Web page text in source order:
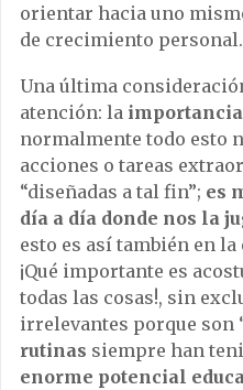
orientar hacia uno
de crecimiento personal.
Una última
atención: la
normalmente todo esto
acciones o tareas
“diseñadas a tal fin”; es
día a día donde nos la
esto es así también en
¡Qué importante es
todas las cosas!, sin
irrelevantes porque son
rutinas siempre han
enorme potencial